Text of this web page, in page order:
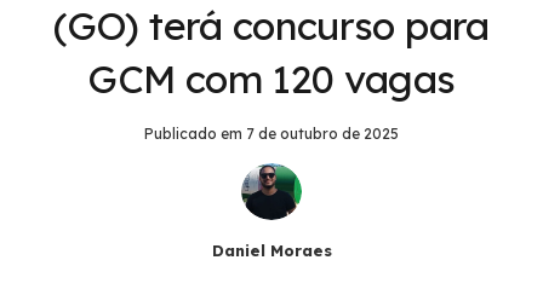
(GO) terá concurso para
GCM com 120 vagas
Publicado em 7 de outubro de 2025
Daniel Moraes